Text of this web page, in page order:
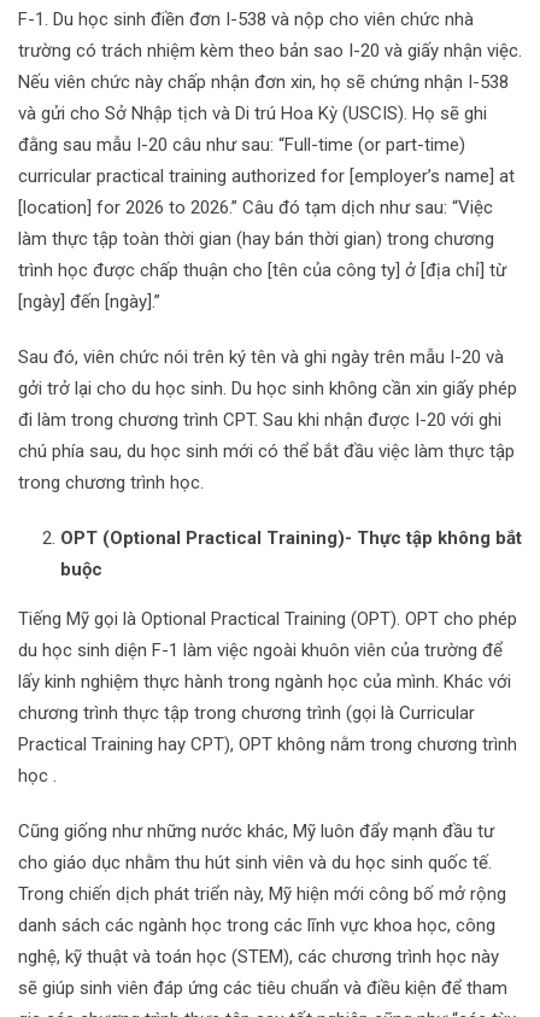
F-1. Du học sinh điền đơn I-538 và nộp cho viên chức nhà
trường có trách nhiệm kèm theo bản sao I-20 và giấy nhận việc.
Nếu viên chức này chấp nhận đơn xin, họ sẽ chứng nhận I-538
và gửi cho Sở Nhập tịch và Di trú Hoa Kỳ (USCIS). Họ sẽ ghi
đằng sau mẫu I-20 câu như sau: “Full-time (or part-time)
curricular practical training authorized for [employer’s name] at
[location] for 2026 to 2026.” Câu đó tạm dịch như sau: “Việc
làm thực tập toàn thời gian (hay bán thời gian) trong chương
trình học được chấp thuận cho [tên của công ty] ở [địa chỉ] từ
[ngày] đến [ngày].”
Sau đó, viên chức nói trên ký tên và ghi ngày trên mẫu I-20 và
gởi trở lại cho du học sinh. Du học sinh không cần xin giấy phép
đi làm trong chương trình CPT. Sau khi nhận được I-20 với ghi
chú phía sau, du học sinh mới có thể bắt đầu việc làm thực tập
trong chương trình học.
OPT (Optional Practical Training)- Thực tập không bắt
buộc
Tiếng Mỹ gọi là Optional Practical Training (OPT). OPT cho phép
du học sinh diện F-1 làm việc ngoài khuôn viên của trường để
lấy kinh nghiệm thực hành trong ngành học của mình. Khác với
chương trình thực tập trong chương trình (gọi là Curricular
Practical Training hay CPT), OPT không nằm trong chương trình
học .
Cũng giống như những nước khác, Mỹ luôn đẩy mạnh đầu tư
cho giáo dục nhằm thu hút sinh viên và du học sinh quốc tế.
Trong chiến dịch phát triển này, Mỹ hiện mới công bố mở rộng
danh sách các ngành học trong các lĩnh vực khoa học, công
nghệ, kỹ thuật và toán học (STEM), các chương trình học này
sẽ giúp sinh viên đáp ứng các tiêu chuẩn và điều kiện để tham